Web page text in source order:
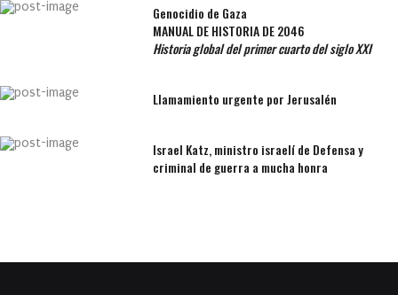
Genocidio de Gaza
MANUAL DE HISTORIA DE 2046
Historia global del primer cuarto del siglo XXI
Llamamiento urgente por Jerusalén
Israel Katz, ministro israelí de Defensa y
criminal de guerra a mucha honra